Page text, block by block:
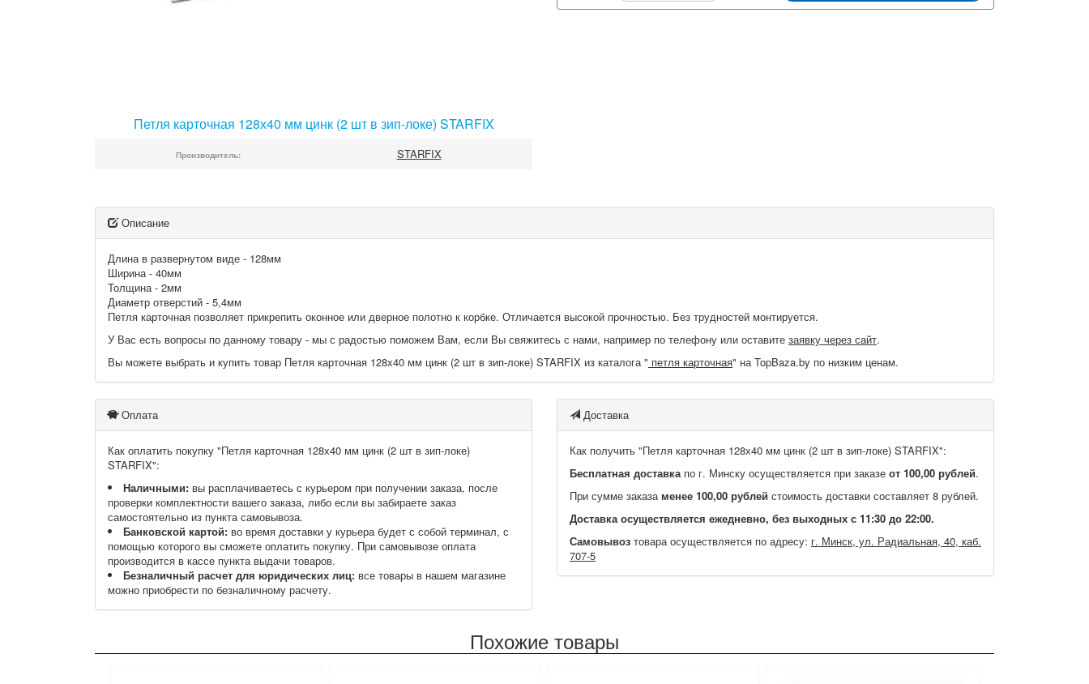
Петля карточная 128х40 мм цинк (2 шт в зип-локе) STARFIX
Производитель: STARFIX
Описание
Длина в развернутом виде - 128мм
Ширина - 40мм
Толщина - 2мм
Диаметр отверстий - 5,4мм
Петля карточная позволяет прикрепить оконное или дверное полотно к корбке. Отличается высокой прочностью. Без трудностей монтируется.
У Вас есть вопросы по данному товару - мы с радостью поможем Вам, если Вы свяжитесь с нами, например по телефону или оставите заявку через сайт.
Вы можете выбрать и купить товар Петля карточная 128х40 мм цинк (2 шт в зип-локе) STARFIX из каталога " петля карточная" на TopBaza.by по низким ценам.
Оплата
Как оплатить покупку "Петля карточная 128х40 мм цинк (2 шт в зип-локе)
STARFIX":
Наличными: вы расплачиваетесь с курьером при получении заказа, после
проверки комплектности вашего заказа, либо если вы забираете заказ
самостоятельно из пункта самовывоза.
Банковской картой: во время доставки у курьера будет с собой терминал, с
помощью которого вы сможете оплатить покупку. При самовывозе оплата
производится в кассе пункта выдачи товаров.
Безналичный расчет для юридических лиц: все товары в нашем магазине
можно приобрести по безналичному расчету.
Доставка
Как получить "Петля карточная 128х40 мм цинк (2 шт в зип-локе) STARFIX":
Бесплатная доставкапо г. Минску осуществляется при заказе от 100,00 рублей.
При сумме заказа менее 100,00 рублей стоимость доставки составляет 8 рублей.
Доставка осуществляется ежедневно, без выходных с 11:30 до 22:00.
Самовывоз товара осуществляется по адресу: г. Минск, ул. Радиальная, 40, каб.
707-5
Похожие товары